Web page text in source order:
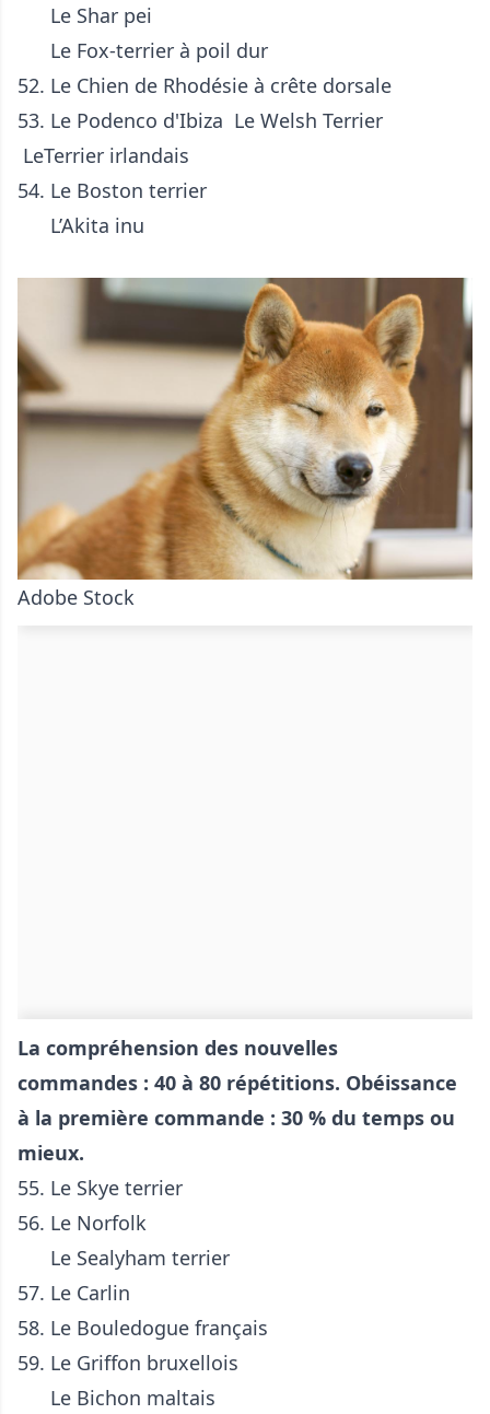
Le Shar pei
Le Fox-terrier à poil dur
52. Le Chien de Rhodésie à crête dorsale
53. Le Podenco d'Ibiza Le Welsh Terrier
LeTerrier irlandais
54. Le Boston terrier
L’Akita inu
Adobe Stock
La compréhension des nouvelles
commandes : 40 à 80 répétitions. Obéissance
à la première commande : 30 % du temps ou
mieux.
55. Le Skye terrier
56. Le Norfolk
Le Sealyham terrier
57. Le Carlin
58. Le Bouledogue français
59. Le Griffon bruxellois
Le Bichon maltais